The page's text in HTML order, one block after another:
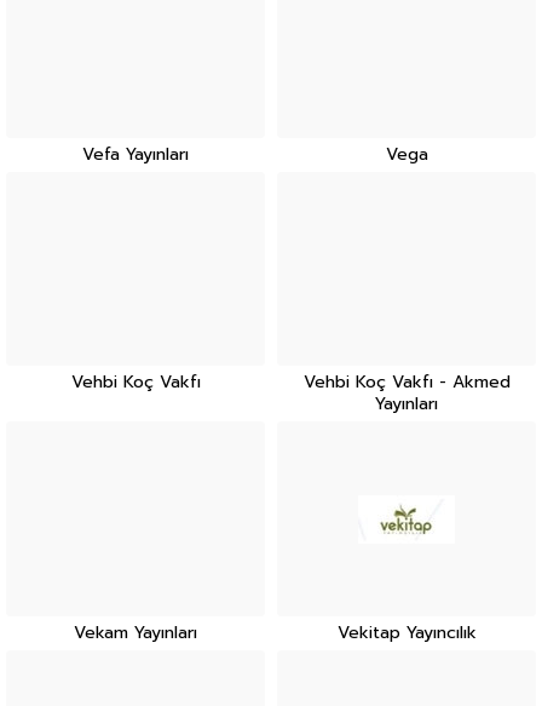
Vefa Yayınları Vega
Vehbi Koç Vakfı
Vehbi Koç Vakfı - Akmed
Yayınları
Vekam Yayınları Vekitap Yayıncılık